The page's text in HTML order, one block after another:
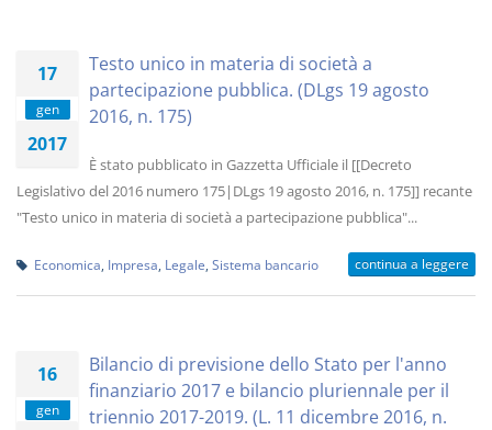
17
gen
2017
Testo unico in materia di società a
partecipazione pubblica. (DLgs 19 agosto
2016, n. 175)
È stato pubblicato in Gazzetta Ufficiale il [[Decreto
Legislativo del 2016 numero 175|DLgs 19 agosto 2016, n. 175]] recante
"Testo unico in materia di società a partecipazione pubblica"...
Economica Impresa Legale Sistema bancario continua a leggere
16
gen
Bilancio di previsione dello Stato per l'anno
finanziario 2017 e bilancio pluriennale per il
triennio 2017-2019. (L. 11 dicembre 2016, n.